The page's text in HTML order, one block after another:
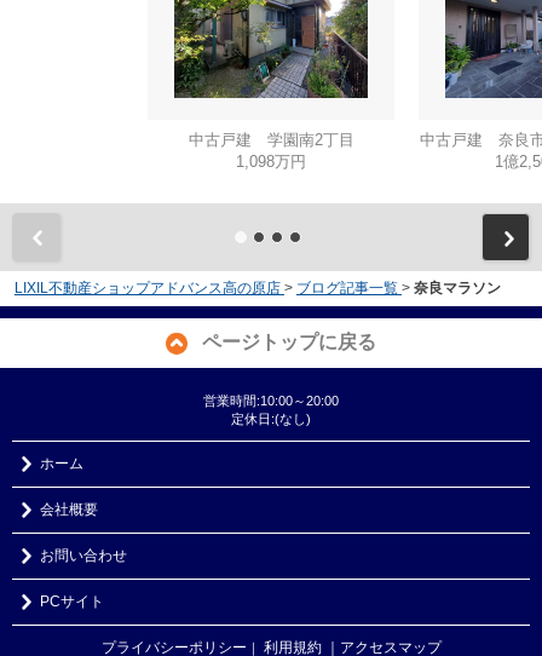
中古戸建 学園南2丁目
1,098万円
中古戸建 奈良
1億
LIXIL不動産ショップアドバンス高の原店 > ブログ記事一覧 > 奈良マラソン
ページトップに戻る
営業時間:10:00～20:00
定休日:(なし)
ホーム
会社概要
お問い合わせ
PCサイト
プライバシーポリシー ｜ 利用規約 ｜アクセスマップ